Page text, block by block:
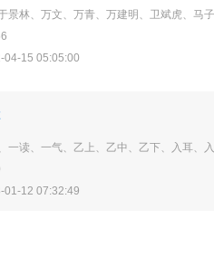
景林、万文、万青、万建明、卫斌虎、马
04-15 05:05:00
一读、一气、乙上、乙中、乙下、入耳、
01-12 07:32:49